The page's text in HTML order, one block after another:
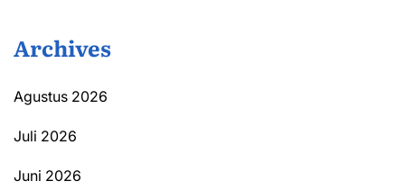
Archives
Agustus 2026
Juli 2026
Juni 2026